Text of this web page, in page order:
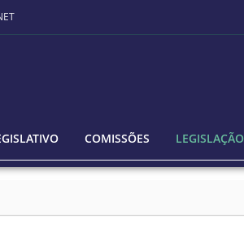
COMISSÕES LEGISLAÇÃO